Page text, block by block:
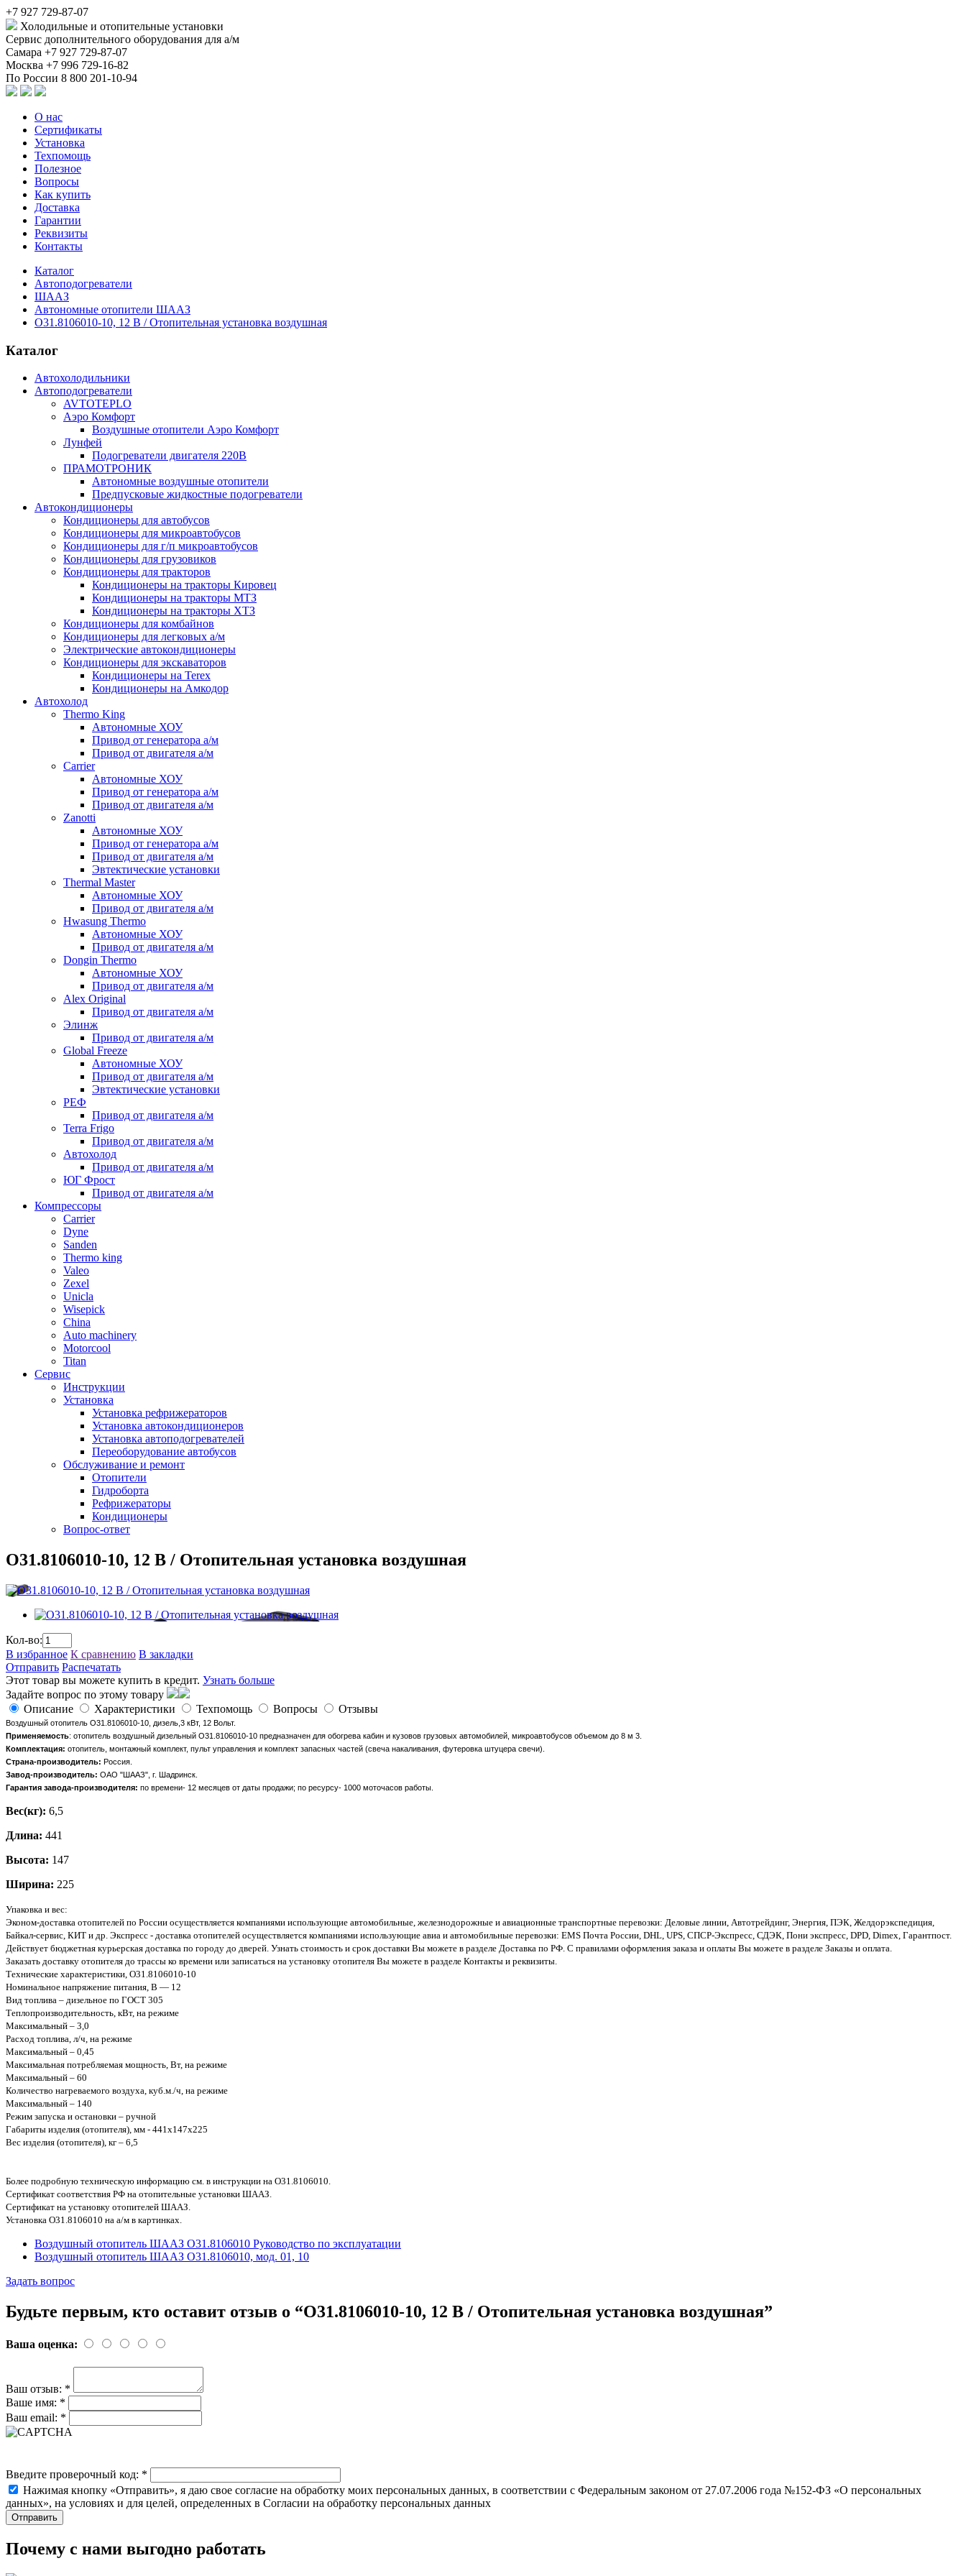
+7 927 729-87-07
Холодильные и отопительные установки
Сервис дополнительного оборудования для а/м
Самара +7 927 729-87-07
Москва +7 996 729-16-82
По России 8 800 201-10-94
О нас
Сертификаты
Установка
Техпомощь
Полезное
Вопросы
Как купить
Доставка
Гарантии
Реквизиты
Контакты
Каталог
Автоподогреватели
ШААЗ
Автономные отопители ШААЗ
О31.8106010-10, 12 В / Отопительная установка воздушная
Каталог
Автохолодильники
Автоподогреватели
AVTOTEPLO
Аэро Комфорт
Воздушные отопители Аэро Комфорт
Лунфей
Подогреватели двигателя 220В
ПРАМОТРОНИК
Автономные воздушные отопители
Предпусковые жидкостные подогреватели
Автокондиционеры
Кондиционеры для автобусов
Кондиционеры для микроавтобусов
Кондиционеры для г/п микроавтобусов
Кондиционеры для грузовиков
Кондиционеры для тракторов
Кондиционеры на тракторы Кировец
Кондиционеры на тракторы МТЗ
Кондиционеры на тракторы ХТЗ
Кондиционеры для комбайнов
Кондиционеры для легковых а/м
Электрические автокондиционеры
Кондиционеры для экскаваторов
Кондиционеры на Terex
Кондиционеры на Амкодор
Автохолод
Thermo King
Автономные ХОУ
Привод от генератора а/м
Привод от двигателя а/м
Carrier
Автономные ХОУ
Привод от генератора а/м
Привод от двигателя а/м
Zanotti
Автономные ХОУ
Привод от генератора а/м
Привод от двигателя а/м
Эвтектические установки
Thermal Master
Автономные ХОУ
Привод от двигателя а/м
Hwasung Thermo
Автономные ХОУ
Привод от двигателя а/м
Dongin Thermo
Автономные ХОУ
Привод от двигателя а/м
Alex Original
Привод от двигателя а/м
Элинж
Привод от двигателя а/м
Global Freeze
Автономные ХОУ
Привод от двигателя а/м
Эвтектические установки
РЕФ
Привод от двигателя а/м
Terra Frigo
Привод от двигателя а/м
Автохолод
Привод от двигателя а/м
ЮГ Фрост
Привод от двигателя а/м
Компрессоры
Carrier
Dyne
Sanden
Thermo king
Valeo
Zexel
Unicla
Wisepick
China
Auto machinery
Motorcool
Titan
Сервис
Инструкции
Установка
Установка рефрижераторов
Установка автокондиционеров
Установка автоподогревателей
Переоборудование автобусов
Обслуживание и ремонт
Отопители
Гидроборта
Рефрижераторы
Кондиционеры
Вопрос-ответ
О31.8106010-10, 12 В / Отопительная установка воздушная
Кол-во:
В избранное К сравнению В закладки
Отправить Распечатать
Этот товар вы можете купить в кредит. Узнать больше
Задайте вопрос по этому товару
Описание
Характеристики Техпомощь Вопросы Отзывы
Воздушный отопитель О31.8106010-10, дизель,3 кВт, 12 Вольт.
Применяемость: отопитель воздушный дизельный О31.8106010-10 предназначен для обогрева кабин и кузовов грузовых автомобилей, микроавтобусов объемом до 8 м 3.
Комплектация: отопитель, монтажный комплект, пульт управления и комплект запасных частей (свеча накаливания, футеровка штуцера свечи).
Страна-производитель: Россия.
Завод-производитель: ОАО "ШААЗ", г. Шадринск.
Гарантия завода-производителя: по времени- 12 месяцев от даты продажи; по ресурсу- 1000 моточасов работы.
Вес(кг): 6,5
Длина: 441
Высота: 147
Ширина: 225
Упаковка и вес:
Эконом-доставка отопителей по России осуществляется компаниями использующие автомобильные, железнодорожные и авиационные транспортные перевозки: Деловые линии, Автотрейдинг, Энергия, ПЭК, Желдорэкспедиция,
Байкал-сервис, КИТ и др. Экспресс - доставка отопителей осуществляется компаниями использующие авиа и автомобильные перевозки: EMS Почта России, DHL, UPS, СПСР-Экспресс, СДЭК, Пони экспресс, DPD, Dimex, Гарантпост.
Действует бюджетная курьерская доставка по городу до дверей. Узнать стоимость и срок доставки Вы можете в разделе Доставка по РФ. С правилами оформления заказа и оплаты Вы можете в разделе Заказы и оплата.
Заказать доставку отопителя до трассы ко времени или записаться на установку отопителя Вы можете в разделе Контакты и реквизиты.
Технические характеристики, О31.8106010-10
Номинальное напряжение питания, В — 12
Вид топлива – дизельное по ГОСТ 305
Теплопроизводительность, кВт, на режиме
Максимальный – 3,0
Расход топлива, л/ч, на режиме
Максимальный – 0,45
Максимальная потребляемая мощность, Вт, на режиме
Максимальный – 60
Количество нагреваемого воздуха, куб.м./ч, на режиме
Максимальный – 140
Режим запуска и остановки – ручной
Габариты изделия (отопителя), мм - 441х147х225
Вес изделия (отопителя), кг – 6,5
Более подробную техническую информацию см. в инструкции на О31.8106010.
Сертификат соответствия РФ на отопительные установки ШААЗ.
Сертификат на установку отопителей ШААЗ.
Установка О31.8106010 на а/м в картинках.
Воздушный отопитель ШААЗ О31.8106010 Руководство по эксплуатации
Воздушный отопитель ШААЗ О31.8106010, мод. 01, 10
Задать вопрос
Будьте первым, кто оставит отзыв о “О31.8106010-10, 12 В / Отопительная установка воздушная”
Ваша оценка:
Ваш отзыв: *
Ваше имя: *
Ваш email: *
Введите проверочный код: *
Нажимая кнопку «Отправить», я даю свое согласие на обработку моих персональных данных, в соответствии с Федеральным законом от 27.07.2006 года №152-ФЗ «О персональных
данных», на условиях и для целей, определенных в Согласии на обработку персональных данных
Почему с нами выгодно работать